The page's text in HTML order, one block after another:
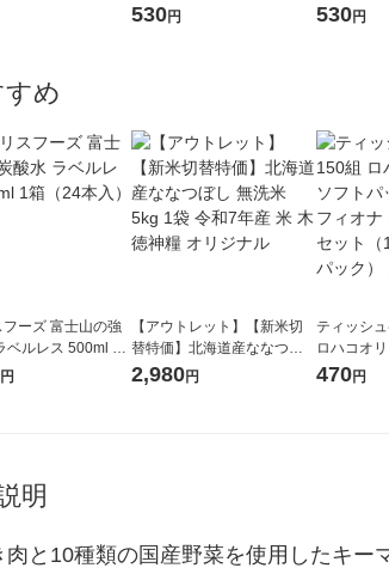
（1個（200g）×
ーコントロール レンジ調理
530円
ロリーコン
530円
め
フーズ 富士山の強
ベルレス 500ml 1
）
円
【アウトレット】【新米切
替特価】北海道産ななつぼ
し 無洗米 5kg 1袋 令和7年産
2,980円
ティッシ
ロハコオ
ックティッ
470円
明
肉と10種類の国産野菜を使用したキー